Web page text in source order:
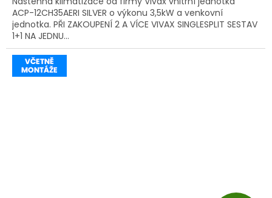
ACP-12CH35AERI SILVER o výkonu 3,5kW a venkovní
jednotka. PŘI ZAKOUPENÍ 2 A VÍCE VIVAX SINGLESPLIT SESTAV
1+1 NA JEDNU...